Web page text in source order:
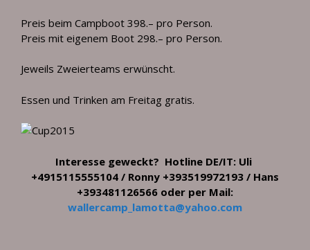
Preis beim Campboot 398.– pro Person.
Preis mit eigenem Boot 298.– pro Person.
Jeweils Zweierteams erwünscht.
Essen und Trinken am Freitag gratis.
Interesse geweckt? Hotline DE/IT: Uli
+4915115555104 / Ronny +393519972193 / Hans
+393481126566 oder per Mail:
wallercamp_lamotta@yahoo.com